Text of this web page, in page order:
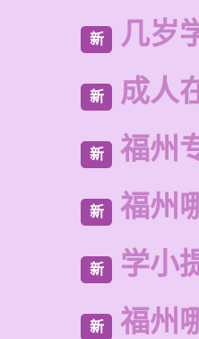
新 几岁
新 成人
新 福州
新 福州
新 学小
新 福州